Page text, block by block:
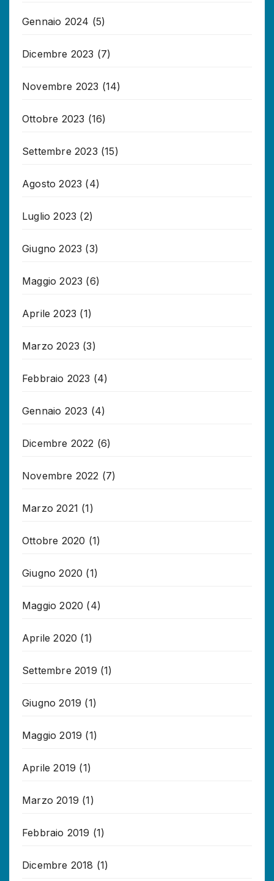
Gennaio 2024 (5)
Dicembre 2023 (7)
Novembre 2023 (14)
Ottobre 2023 (16)
Settembre 2023 (15)
Agosto 2023 (4)
Luglio 2023 (2)
Giugno 2023 (3)
Maggio 2023 (6)
Aprile 2023 (1)
Marzo 2023 (3)
Febbraio 2023 (4)
Gennaio 2023 (4)
Dicembre 2022 (6)
Novembre 2022 (7)
Marzo 2021 (1)
Ottobre 2020 (1)
Giugno 2020 (1)
Maggio 2020 (4)
Aprile 2020 (1)
Settembre 2019 (1)
Giugno 2019 (1)
Maggio 2019 (1)
Aprile 2019 (1)
Marzo 2019 (1)
Febbraio 2019 (1)
Dicembre 2018 (1)